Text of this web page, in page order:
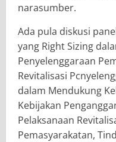
narasumber.
Ada pula diskusi
yang Right Sizing
Penyelenggaraan
Revitalisasi
dalam Mendukung
Kebijakan
Pelaksanaan
Pemasyarakatan,